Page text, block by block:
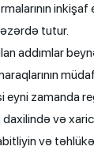
tutur.
addımlar
eyni zamanda
və
və